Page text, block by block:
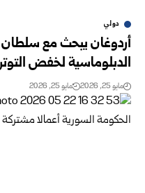
دولي
أردوغان يبحث مع
الدبلوماسية لخفض
مايو 25, 2026 مايو 25, 2026